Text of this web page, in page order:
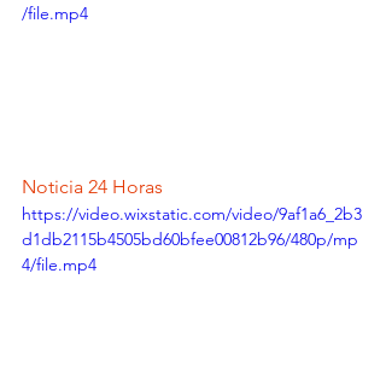
/file.mp4
Noticia 24 Horas
https://video.wixstatic.com/video/9af1a6_2b3
d1db2115b4505bd60bfee00812b96/480p/mp
4/file.mp4